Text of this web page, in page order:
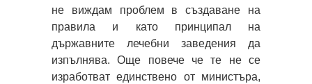
не виждам проблем в създаване на
правила и като принципал на
държавните лечебни заведения да
изпълнява. Още повече че те не се
изработват единствено от министъра,